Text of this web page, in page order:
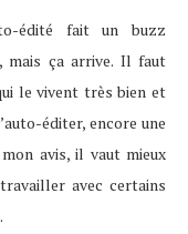
édité fait un buzz
mais ça arrive. Il faut
le vivent très bien et
éditer, encore une
avis, il vaut mieux
avec certains